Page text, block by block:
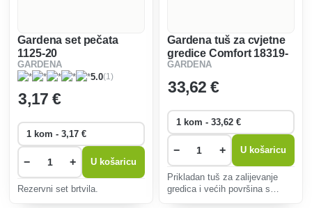
Gardena set pečata
1125-20
GARDENA
5.0(1)
3,17 €
− + U košaricu
Rezervni set brtvila.
Gardena tuš za cvjetne
gredice Comfort 18319-
20
GARDENA
33,62 €
− + U košaricu
Prikladan tuš za zalijevanje
gredica i većih površina s